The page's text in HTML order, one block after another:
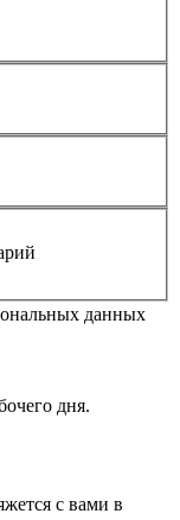
данных
дня.
с вами в